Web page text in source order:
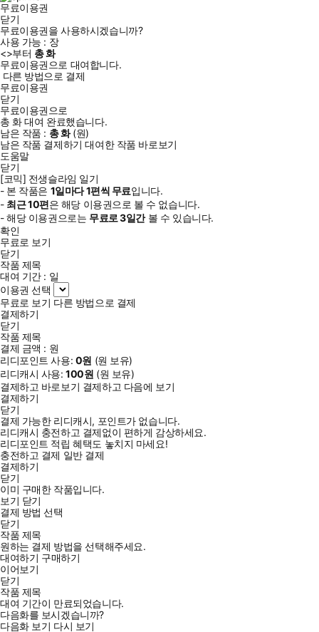
무료이용권
닫기
무료이용권을 사용하시겠습니까?
사용 가능 : 장
<>부터 총화
무료이용권으로 대여합니다.
다른 방법으로 결제
무료이용권
닫기
무료이용권으로
총 화대여 완료했습니다.
남은 작품 : 총화(원)
남은 작품 결제하기 대여한 작품 바로보기
도움말
닫기
[코믹] 전생슬라임 일기
- 본 작품은 1일마다1편씩 무료입니다.
- 최근10편은 해당 이용권으로 볼 수 없습니다.
- 해당 이용권으로는 무료로3일간볼 수 있습니다.
확인
무료로 보기
닫기
작품 제목
대여 기간 : 일
이용권 선택
무료로 보기 다른 방법으로 결제
결제하기
닫기
작품 제목
결제 금액 : 원
리디포인트 사용: 0원 (원 보유)
리디캐시 사용:100원 (원 보유)
결제하고 바로보기 결제하고 다음에 보기
결제하기
닫기
결제 가능한 리디캐시, 포인트가 없습니다.
리디캐시 충전하고 결제없이 편하게 감상하세요.
리디포인트 적립 혜택도 놓치지 마세요!
충전하고 결제 일반 결제
결제하기
닫기
이미 구매한 작품입니다.
보기 닫기
결제 방법 선택
닫기
작품 제목
원하는 결제 방법을 선택해주세요.
대여하기 구매하기
이어보기
닫기
작품 제목
대여 기간이 만료되었습니다.
다음화를 보시겠습니까?
다음화 보기 다시 보기